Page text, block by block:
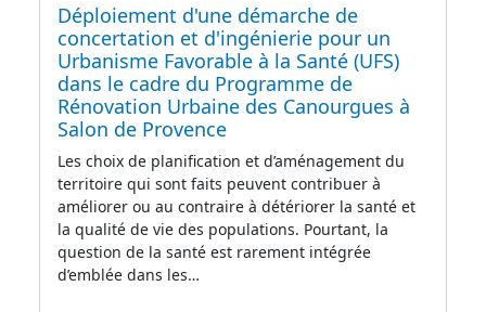
Déploiement d'une démarche de
concertation et d'ingénierie pour un
Urbanisme Favorable à la Santé (UFS)
dans le cadre du Programme de
Rénovation Urbaine des Canourgues à
Salon de Provence
Les choix de planification et d’aménagement du
territoire qui sont faits peuvent contribuer à
améliorer ou au contraire à détériorer la santé et
la qualité de vie des populations. Pourtant, la
question de la santé est rarement intégrée
d’emblée dans les…